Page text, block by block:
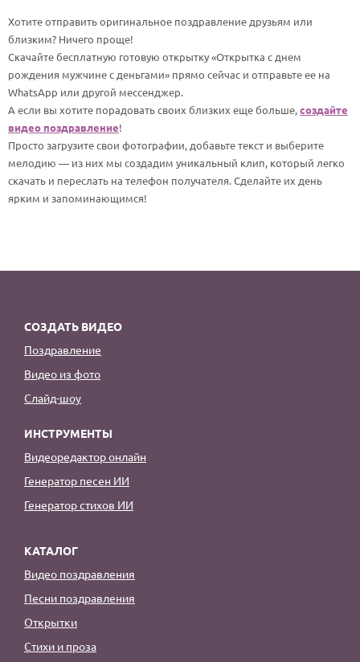
Хотите отправить оригинальное поздравление друзьям или
близким? Ничего проще!
Скачайте бесплатную готовую открытку «Открытка с днем
рождения мужчине с деньгами» прямо сейчас и отправьте ее на
WhatsApp или другой мессенджер.
А если вы хотите порадовать своих близких еще больше,создайте
видео поздравление!
Просто загрузите свои фотографии, добавьте текст и выберите
мелодию — из них мы создадим уникальный клип, который легко
скачать и переслать на телефон получателя. Сделайте их день
ярким и запоминающимся!
СОЗДАТЬ ВИДЕО
Поздравление
Видео из фото
Слайд-шоу
ИНСТРУМЕНТЫ
Видеоредактор онлайн
Генератор песен ИИ
Генератор стихов ИИ
КАТАЛОГ
Видео поздравления
Песни поздравления
Открытки
Стихи и проза